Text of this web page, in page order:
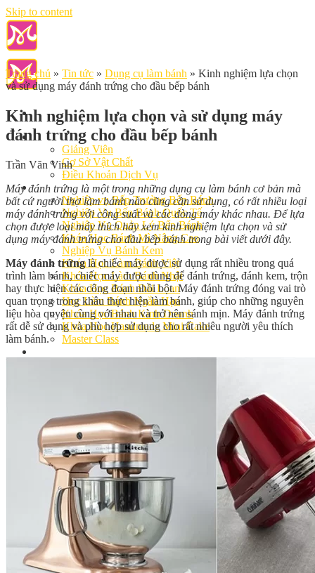
Skip to content
Giới Thiệu
Giảng Viên
Cơ Sở Vật Chất
Điều Khoản Dịch Vụ
Học Làm Bánh
Nghiệp vụ Bếp Trưởng Bếp Bánh
Nghiệp Vụ Bếp Bánh Quốc Tế
Nghiệp Vụ Quản Lý Bếp Bánh
Khóa Học Bánh Mì Nâng Cao
Nghiệp Vụ Bánh Kem
Khóa Học Làm Bánh Việt
Khóa Học Làm Bánh Nhật
Khóa Học Bánh Đài Loan
Học Làm Bánh Ngắn Hạn
Khóa Học Bánh Kinh Doanh
Khóa Học Handmade Mini Cake
Master Class
Cách Làm Bánh Việt
Cách Làm Bánh Âu
Cách Làm Bánh Kem
Cách Làm Bánh Mì
Cách Làm Bánh Trung Thu
Cách Làm Bánh Flan
Cách Làm Bánh Bao
Cách Làm Bánh Bông Lan
Cách Làm Bánh Su Kem
Cách làm bánh CupCake
Cách Làm Bánh Pizza
Cách làm bánh chay
Cách Làm Kẹo – Mứt
Trang chủ » Tin tức » Dụng cụ làm bánh » Kinh nghiệm lựa chọn
và sử dụng máy đánh trứng cho đầu bếp bánh
Kinh nghiệm lựa chọn và sử dụng máy
đánh trứng cho đầu bếp bánh
Trần Văn Vinh
Máy đánh trứng là một trong những dụng cụ làm bánh cơ bản mà
bất cứ người thợ làm bánh nào cũng cần sử dụng, có rất nhiều loại
máy đánh trứng với công suất và các dòng máy khác nhau. Để lựa
chọn được loại máy thích hãy xem kinh nghiệm lựa chọn và sử
dụng máy đánh trứng cho đầu bếp bánh trong bài viết dưới đây.
Máy đánh trứnglà chiếc máy được sử dụng rất nhiều trong quá
trình làm bánh, chiếc máy được dùng để đánh trứng, đánh kem, trộn
hay thực hiện các công đoạn nhồi bột. Máy đánh trứng đóng vai trò
quan trọng trong khâu thực hiện làm bánh, giúp cho những nguyên
liệu hòa quyện cùng với nhau và trở nên sánh mịn. Máy đánh trứng
rất dễ sử dụng và phù hợp sử dụng cho rất nhiêu người yêu thích
làm bánh.